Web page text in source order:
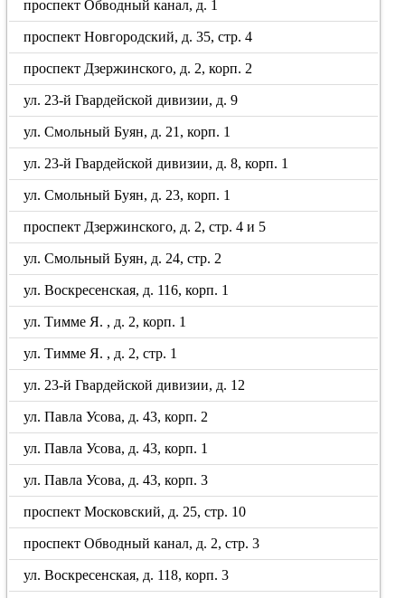
проспект Обводный канал, д. 1
проспект Новгородский, д. 35, стр. 4
проспект Дзержинского, д. 2, корп. 2
ул. 23-й Гвардейской дивизии, д. 9
ул. Смольный Буян, д. 21, корп. 1
ул. 23-й Гвардейской дивизии, д. 8, корп. 1
ул. Смольный Буян, д. 23, корп. 1
проспект Дзержинского, д. 2, стр. 4 и 5
ул. Смольный Буян, д. 24, стр. 2
ул. Воскресенская, д. 116, корп. 1
ул. Тимме Я. , д. 2, корп. 1
ул. Тимме Я. , д. 2, стр. 1
ул. 23-й Гвардейской дивизии, д. 12
ул. Павла Усова, д. 43, корп. 2
ул. Павла Усова, д. 43, корп. 1
ул. Павла Усова, д. 43, корп. 3
проспект Московский, д. 25, стр. 10
проспект Обводный канал, д. 2, стр. 3
ул. Воскресенская, д. 118, корп. 3